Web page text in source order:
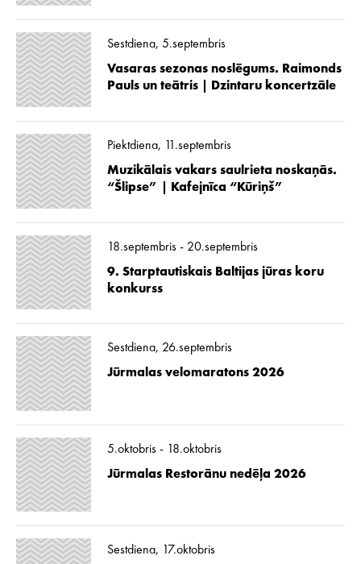
Sestdiena, 5.septembris
Vasaras sezonas noslēgums. Raimonds
Pauls un teātris | Dzintaru koncertzāle
Piektdiena, 11.septembris
Muzikālais vakars saulrieta noskaņās.
“Šlipse” | Kafejnīca “Kūriņš”
18.septembris - 20.septembris
9. Starptautiskais Baltijas jūras koru
konkurss
Sestdiena, 26.septembris
Jūrmalas velomaratons 2026
5.oktobris - 18.oktobris
Jūrmalas Restorānu nedēļa 2026
Sestdiena, 17.oktobris